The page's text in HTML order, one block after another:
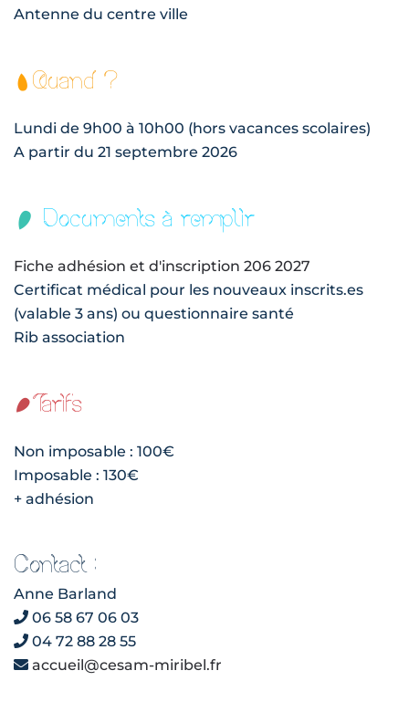
Antenne du centre ville
Quand ?
Lundi de 9h00 à 10h00 (hors vacances scolaires)
A partir du 21 septembre 2026
Documents à remplir
Fiche adhésion et d'inscription 206 2027
Certificat médical pour les nouveaux inscrits.es
(valable 3 ans) ou questionnaire santé
Rib association
Tarifs
Non imposable : 100€
Imposable : 130€
+ adhésion
Contact :
Anne Barland
06 58 67 06 03
04 72 88 28 55
accueil@cesam-miribel.fr